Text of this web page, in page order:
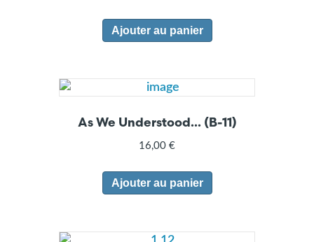
Ajouter au panier
As We Understood… (B-11)
16,00 €
Ajouter au panier